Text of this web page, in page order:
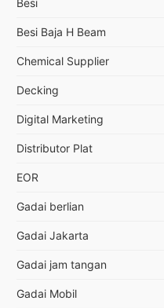
Besi Baja H Beam
Chemical Supplier
Decking
Digital Marketing
Distributor Plat
EOR
Gadai berlian
Gadai Jakarta
Gadai jam tangan
Gadai Mobil